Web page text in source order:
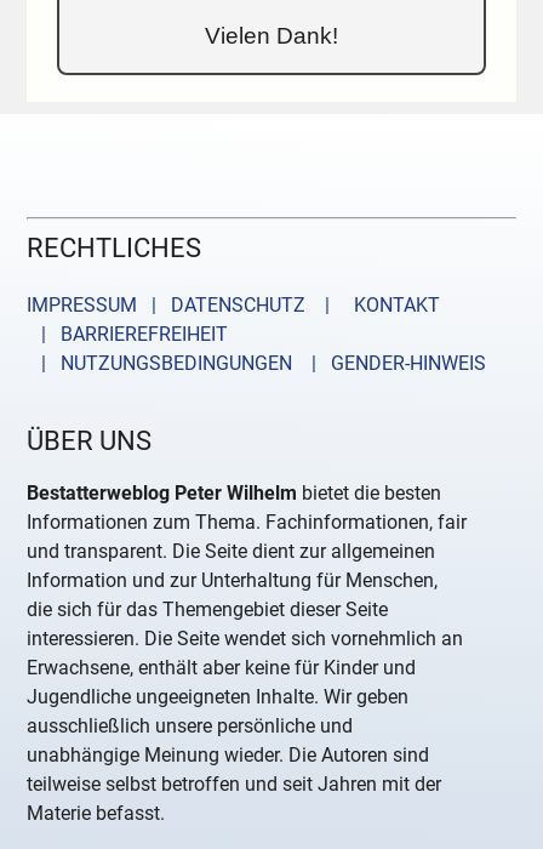
Vielen Dank!
RECHTLICHES
IMPRESSUM | DATENSCHUTZ |
KONTAKT
| BARRIEREFREIHEIT
| NUTZUNGSBEDINGUNGEN
| GENDER-HINWEIS
ÜBER UNS
Bestatterweblog Peter Wilhelm bietet die besten
Informationen zum Thema. Fachinformationen, fair
und transparent. Die Seite dient zur allgemeinen
Information und zur Unterhaltung für Menschen,
die sich für das Themengebiet dieser Seite
interessieren. Die Seite wendet sich vornehmlich an
Erwachsene, enthält aber keine für Kinder und
Jugendliche ungeeigneten Inhalte. Wir geben
ausschließlich unsere persönliche und
unabhängige Meinung wieder. Die Autoren sind
teilweise selbst betroffen und seit Jahren mit der
Materie befasst.